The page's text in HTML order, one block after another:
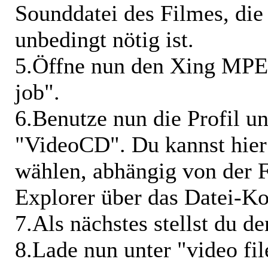
Sounddatei des Filmes,
unbedingt nötig ist.
5.Öffne nun den Xing
job".
6.Benutze nun die Profil
"VideoCD". Du kannst
wählen, abhängig von der
Explorer über das Datei-
7.Als nächstes stellst du
8.Lade nun unter "video